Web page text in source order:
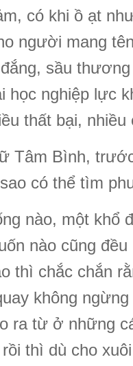
có khi ồ ạt
người mang
sầu
nghiệp lực
thất bại, nhiều
Tâm Bình,
có thể tìm
nào, một khổ
nào cũng đều
thì chắc chắn
không
ra từ ở những
thì dù cho